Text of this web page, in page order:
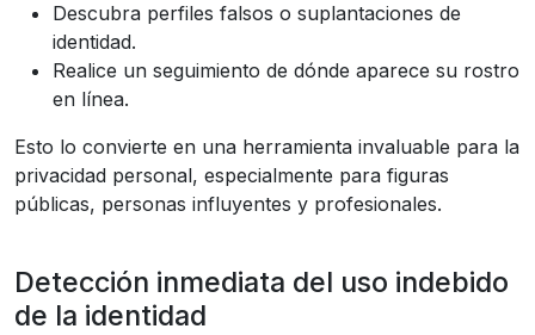
Descubra perfiles falsos o suplantaciones de
identidad.
Realice un seguimiento de dónde aparece su rostro
en línea.
Esto lo convierte en una herramienta invaluable para la
privacidad personal, especialmente para figuras
públicas, personas influyentes y profesionales.
Detección inmediata del uso indebido
de la identidad